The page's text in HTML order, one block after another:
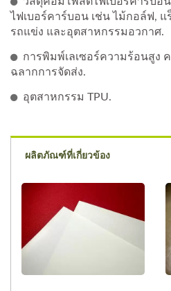
ไฟเบอร์คาร์บอน เช่น ไม้กอล์ฟ,
รถแข่ง และอุตสาหกรรมอวกาศ.
การพิมพ์เลเซอร์ความร้อนสูง
ฉลากการจัดส่ง.
อุตสาหกรรม TPU.
ผลิตภัณฑ์ที่เกี่ยวข้อง